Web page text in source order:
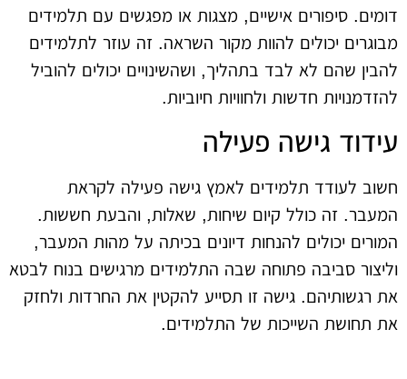
דומים. סיפורים אישיים, מצגות או מפגשים עם תלמידים
מבוגרים יכולים להוות מקור השראה. זה עוזר לתלמידים
להבין שהם לא לבד בתהליך, ושהשינויים יכולים להוביל
להזדמנויות חדשות ולחוויות חיוביות.
עידוד גישה פעילה
חשוב לעודד תלמידים לאמץ גישה פעילה לקראת
המעבר. זה כולל קיום שיחות, שאלות, והבעת חששות.
המורים יכולים להנחות דיונים בכיתה על מהות המעבר,
וליצור סביבה פתוחה שבה התלמידים מרגישים בנוח לבטא
את רגשותיהם. גישה זו תסייע להקטין את החרדות ולחזק
את תחושת השייכות של התלמידים.